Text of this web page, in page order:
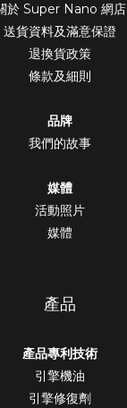
於 Super Nano 網店
送貨資料及滿意保證
退換貨政策
條款及細則
品牌
我們的故事
媒體
活動照片
媒體
產品
產品專利技術
引擎機油
引擎修復劑